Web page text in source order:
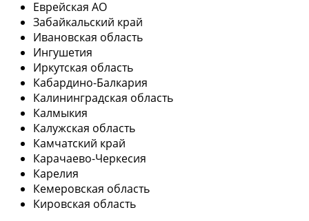
Еврейская АО
Забайкальский край
Ивановская область
Ингушетия
Иркутская область
Кабардино-Балкария
Калининградская область
Калмыкия
Калужская область
Камчатский край
Карачаево-Черкесия
Карелия
Кемеровская область
Кировская область